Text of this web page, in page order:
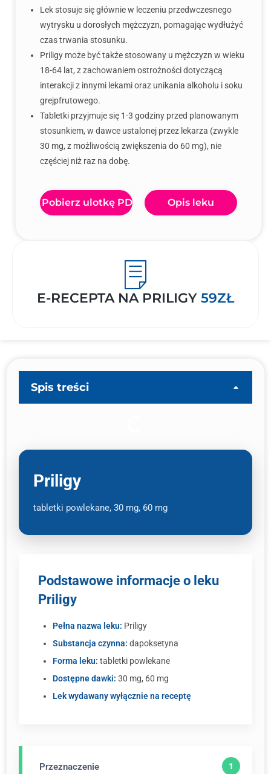
Lek stosuje się głównie w leczeniu przedwczesnego
wytrysku u dorosłych mężczyzn, pomagając wydłużyć
czas trwania stosunku.
Priligy może być także stosowany u mężczyzn w wieku
18-64 lat, z zachowaniem ostrożności dotyczącą
interakcji z innymi lekami oraz unikania alkoholu i soku
grejpfrutowego.
Tabletki przyjmuje się 1-3 godziny przed planowanym
stosunkiem, w dawce ustalonej przez lekarza (zwykle
30 mg, z możliwością zwiększenia do 60 mg), nie
częściej niż raz na dobę.
Pobierz ulotkę PDF Opis leku
E-RECEPTA NA PRILIGY 59ZŁ
Spis treści
Priligy
tabletki powlekane, 30 mg, 60 mg
Podstawowe informacje o leku
Priligy
Pełna nazwa leku: Priligy
Substancja czynna: dapoksetyna
Forma leku: tabletki powlekane
Dostępne dawki: 30 mg, 60 mg
Lek wydawany wyłącznie na receptę
Przeznaczenie